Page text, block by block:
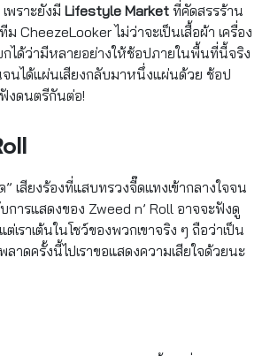
พราะยังมี Lifestyle Market ที่คัดสรรร้าน
CheezeLooker ไม่ว่าจะเป็นเสื้อผ้า เครื่อง
กได้ว่ามีหลายอย่างให้ช้อปภายในพื้นที่นี้จริง
จนได้แผ่นเสียงกลับมาหนึ่งแผ่นด้วย ช้อป
ฟังดนตรีกันต่อ!
เสียงร้องที่แสบทรวงจี๊ดแทงเข้ากลางใจจน
การแสดงของ Zweed n’ Roll อาจจะฟังดู
ราเต้นในโชว์ของพวกเขาจริง ๆ ถือว่าเป็น
าดครั้งนี้ไปเราขอแสดงความเสียใจด้วยนะ